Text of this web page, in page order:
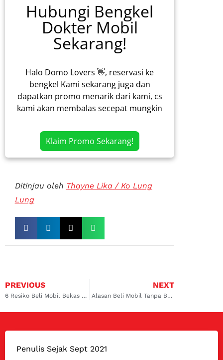
Hubungi Bengkel
Dokter Mobil
Sekarang!
Halo Domo Lovers 👋, reservasi ke
bengkel Kami sekarang juga dan
dapatkan promo menarik dari kami, cs
kami akan membalas secepat mungkin
Klaim Promo Sekarang!
Ditinjau oleh Thayne Lika / Ko Lung
Lung
PREVIOUS
6 Resiko Beli Mobil Bekas Kecelakaan yang Wajib Diketahui
NEXT
Alasan Beli Mobil Tanpa BPKB Tidak Direkomendasikan
Penulis Sejak Sept 2021